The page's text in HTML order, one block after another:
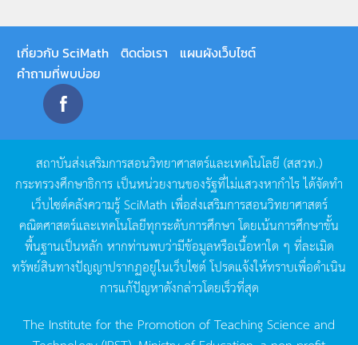
เกี่ยวกับ SciMath ติดต่อเรา
แผนผังเว็บไซต์
คำถามที่พบบ่อย
สถาบันส่งเสริมการสอนวิทยาศาสตร์และเทคโนโลยี (สสวท.)
กระทรวงศึกษาธิการ เป็นหน่วยงานของรัฐที่ไม่แสวงหากำไรได้จัดทำ
เว็บไซต์คลังความรู้SciMath เพื่อส่งเสริมการสอนวิทยาศาสตร์
คณิตศาสตร์และเทคโนโลยีทุกระดับการศึกษา โดยเน้นการศึกษาขั้น
พื้นฐานเป็นหลัก หากท่านพบว่ามีข้อมูลหรือเนื้อหาใด ๆ ที่ละเมิด
ทรัพย์สินทางปัญญาปรากฏอยู่ในเว็บไซต์โปรดแจ้งให้ทราบเพื่อดำเนิน
การแก้ปัญหาดังกล่าวโดยเร็วที่สุด
The Institute for the Promotion of Teaching Science and